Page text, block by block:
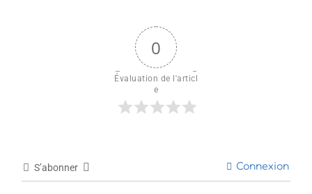
0
Évaluation de l'articl
e
S’abonner Connexion